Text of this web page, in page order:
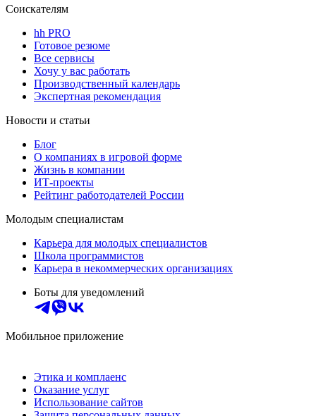
Соискателям
hh PRO
Готовое резюме
Все сервисы
Хочу у вас работать
Производственный календарь
Экспертная рекомендация
Новости и статьи
Блог
О компаниях в игровой форме
Жизнь в компании
ИТ-проекты
Рейтинг работодателей России
Молодым специалистам
Карьера для молодых специалистов
Школа программистов
Карьера в некоммерческих организациях
Боты для уведомлений
Мобильное приложение
Этика и комплаенс
Оказание услуг
Использование сайтов